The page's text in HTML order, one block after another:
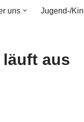
uns Jugend-/
läuft aus